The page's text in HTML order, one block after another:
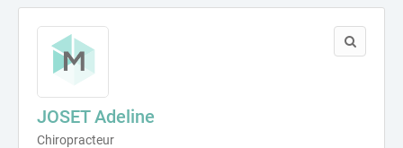
JOSET Adeline
Chiropracteur